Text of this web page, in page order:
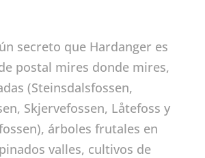
secreto que Hardanger es
postal mires donde mires,
(Steinsdalsfossen,
Skjervefossen, Låtefoss y
árboles frutales en
valles, cultivos de